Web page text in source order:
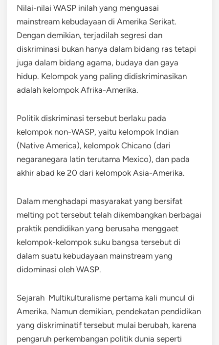
Nilai-nilai WASP inilah yang menguasai
mainstream kebudayaan di Amerika Serikat.
Dengan demikian, terjadilah segresi dan
diskriminasi bukan hanya dalam bidang ras tetapi
juga dalam bidang agama, budaya dan gaya
hidup. Kelompok yang paling didiskriminasikan
adalah kelompok Afrika-Amerika.
Politik diskriminasi tersebut berlaku pada
kelompok non-WASP, yaitu kelompok Indian
(Native America), kelompok Chicano (dari
negaranegara latin terutama Mexico), dan pada
akhir abad ke 20 dari kelompok Asia-Amerika.
Dalam menghadapi masyarakat yang bersifat
melting pot tersebut telah dikembangkan berbagai
praktik pendidikan yang berusaha menggaet
kelompok-kelompok suku bangsa tersebut di
dalam suatu kebudayaan mainstream yang
didominasi oleh WASP.
Sejarah Multikulturalisme pertama kali muncul di
Amerika. Namun demikian, pendekatan pendidikan
yang diskriminatif tersebut mulai berubah, karena
pengaruh perkembangan politik dunia seperti